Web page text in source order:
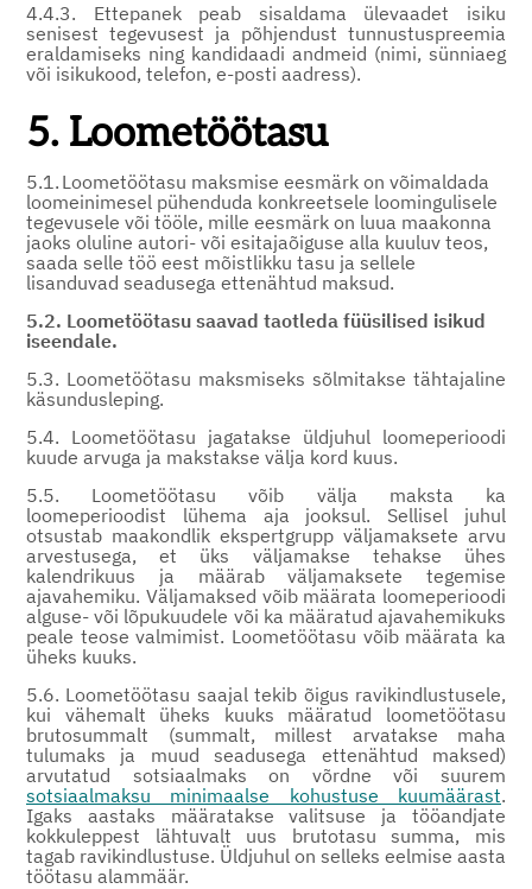
4.4.3. Ettepanek peab sisaldama ülevaadet isiku
senisest tegevusest ja põhjendust tunnustuspreemia
eraldamiseks ning kandidaadi andmeid (nimi, sünniaeg
või isikukood, telefon, e-posti aadress).
5. Loometöötasu
5.1. Loometöötasu maksmise eesmärk on võimaldada
loomeinimesel pühenduda konkreetsele loomingulisele
tegevusele või tööle, mille eesmärk on luua maakonna
jaoks oluline autori- või esitajaõiguse alla kuuluv teos,
saada selle töö eest mõistlikku tasu ja sellele
lisanduvad seadusega ettenähtud maksud.
5.2. Loometöötasu saavad taotleda füüsilised isikud
iseendale.
5.3. Loometöötasu maksmiseks sõlmitakse tähtajaline
käsundusleping.
5.4. Loometöötasu jagatakse üldjuhul loomeperioodi
kuude arvuga ja makstakse välja kord kuus.
5.5. Loometöötasu võib välja maksta ka
loomeperioodist lühema aja jooksul. Sellisel juhul
otsustab maakondlik ekspertgrupp väljamaksete arvu
arvestusega, et üks väljamakse tehakse ühes
kalendrikuus ja määrab väljamaksete tegemise
ajavahemiku. Väljamaksed võib määrata loomeperioodi
alguse- või lõpukuudele või ka määratud ajavahemikuks
peale teose valmimist. Loometöötasu võib määrata ka
üheks kuuks.
5.6. Loometöötasu saajal tekib õigus ravikindlustusele,
kui vähemalt üheks kuuks määratud loometöötasu
brutosummalt (summalt, millest arvatakse maha
tulumaks ja muud seadusega ettenähtud maksed)
arvutatud sotsiaalmaks on võrdne või suurem
sotsiaalmaksu minimaalse kohustuse kuumäärast.
Igaks aastaks määratakse valitsuse ja tööandjate
kokkuleppest lähtuvalt uus brutotasu summa, mis
tagab ravikindlustuse. Üldjuhul on selleks eelmise aasta
töötasu alammäär.